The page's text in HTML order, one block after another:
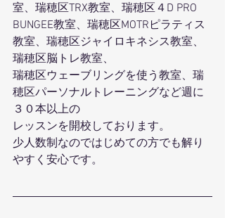
室、瑞穂区TRX教室、瑞穂区４D PRO
BUNGEE教室、瑞穂区MOTRピラティス
教室、瑞穂区ジャイロキネシス教室、
瑞穂区脳トレ教室、
瑞穂区ウェーブリングを使う教室、瑞
穂区パーソナルトレーニングなど週に
３０本以上の
レッスンを開校しております。
少人数制なのではじめての方でも解り
やすく安心です。